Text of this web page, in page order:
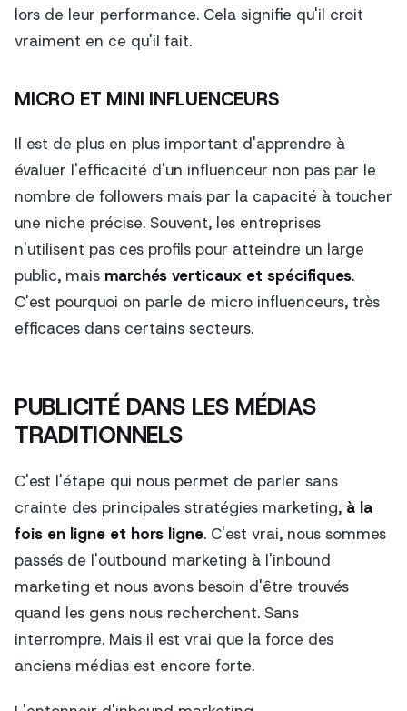
lors de leur performance. Cela signifie qu'il croit
vraiment en ce qu'il fait.
MICRO ET MINI INFLUENCEURS
Il est de plus en plus important d'apprendre à
évaluer l'efficacité d'un influenceur non pas par le
nombre de followers mais par la capacité à toucher
une niche précise. Souvent, les entreprises
n'utilisent pas ces profils pour atteindre un large
public, mais marchés verticaux et spécifiques.
C'est pourquoi on parle de micro influenceurs, très
efficaces dans certains secteurs.
PUBLICITÉ DANS LES MÉDIAS
TRADITIONNELS
C'est l'étape qui nous permet de parler sans
crainte des principales stratégies marketing, à la
fois en ligne et hors ligne. C'est vrai, nous sommes
passés de l'outbound marketing à l'inbound
marketing et nous avons besoin d'être trouvés
quand les gens nous recherchent. Sans
interrompre. Mais il est vrai que la force des
anciens médias est encore forte.